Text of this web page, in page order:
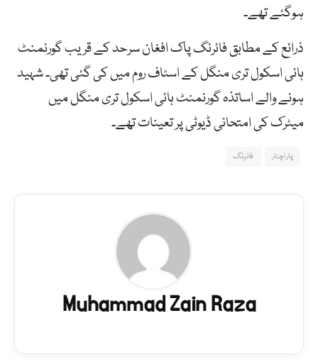
ہوگئے تھے۔
ذرائع کے مطابق فائرنگ پاک افغان سرحد کے قریب گورنمنٹ
ہائی اسکول تری منگل کے اسٹاف روم میں کی گئی تھی۔ شہید
ہونے والے اساتذہ گورنمنٹ ہائی اسکول تری منگل میں
میٹرک کی امتحانی ڈیوٹی پر تعینات تھے۔
پاراچنار فائرنگ
Muhammad Zain Raza